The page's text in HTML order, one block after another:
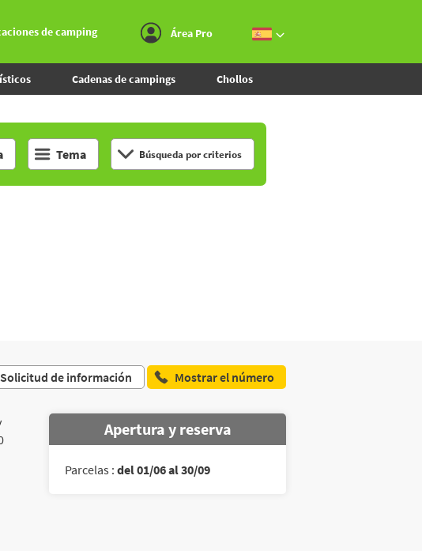
de camping Área Pro
Cadenas de campings Chollos
Tema Búsqueda por criterios
Solicitud de información Mostrar el número
Apertura y reserva
Parcelas : del 01/06 al 30/09